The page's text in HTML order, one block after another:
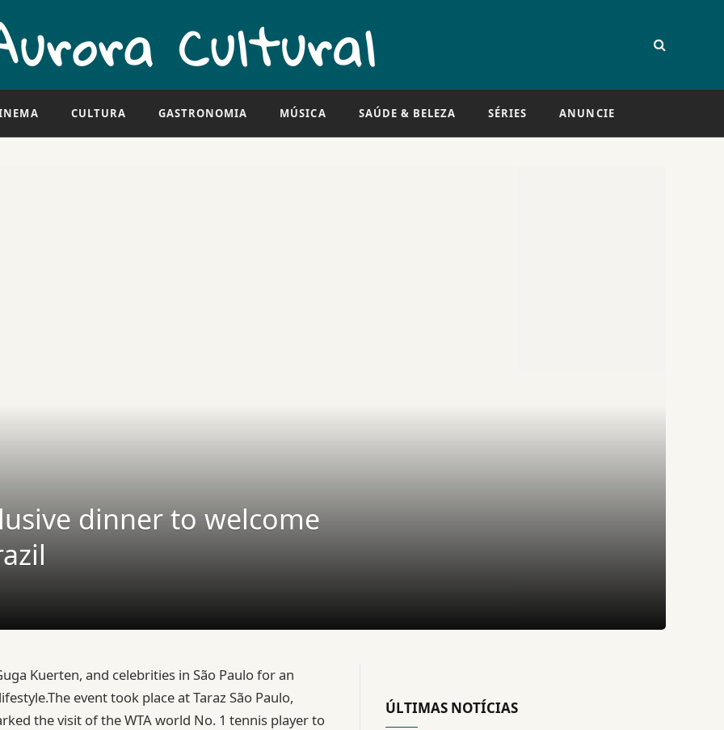
CULTURA GASTRONOMIA MÚSICA SAÚDE & BELEZA SÉRIES ANUNCIE
dinner to welcome
Kuerten, and celebrities in São Paulo for an
event took place at Taraz São Paulo,
the visit of the WTA world No. 1 tennis player to
ÚLTIMAS NOTÍCIAS